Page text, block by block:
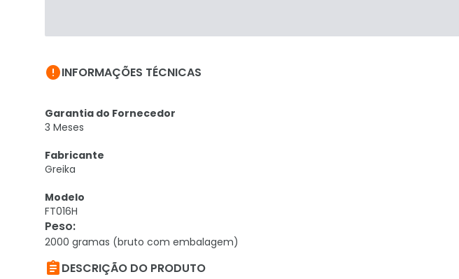
INFORMAÇÕES TÉCNICAS
Garantia do Fornecedor
3 Meses
Fabricante
Greika
Modelo
FT016H
Peso:
2000 gramas (bruto com embalagem)
DESCRIÇÃO DO PRODUTO